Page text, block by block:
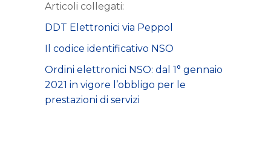
Articoli collegati:
DDT Elettronici via Peppol
Il codice identificativo NSO
Ordini elettronici NSO: dal 1° gennaio
2021 in vigore l’obbligo per le
prestazioni di servizi